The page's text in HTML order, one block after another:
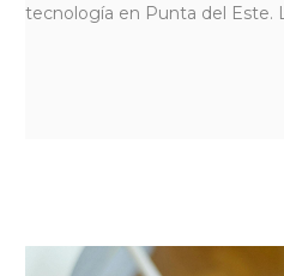
tecnología en Punta del Este.